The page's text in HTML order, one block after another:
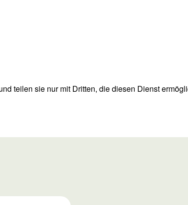
teilen sie nur mit Dritten, die diesen Dienst